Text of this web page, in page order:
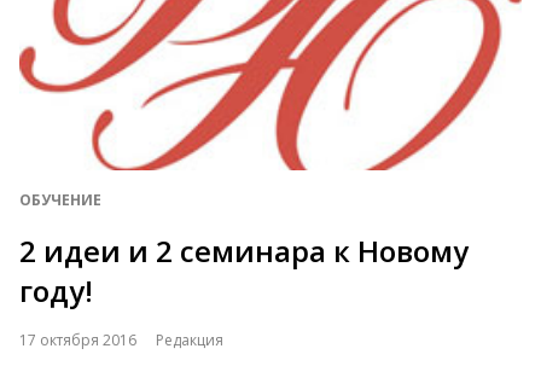
ОБУЧЕНИЕ
2 идеи и 2 семинара к Новому
году!
17 октября 2016 Редакция